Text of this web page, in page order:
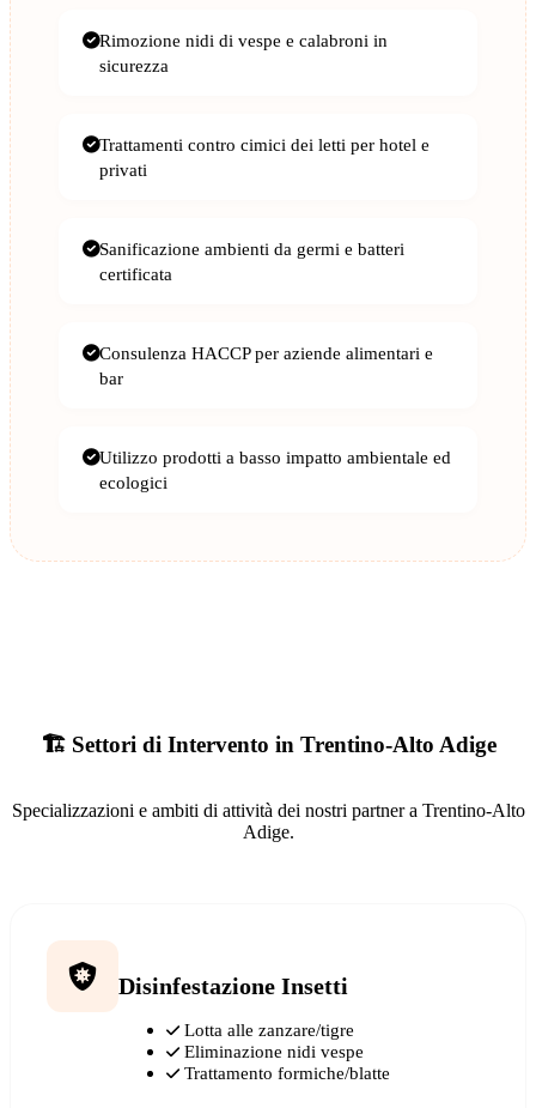
Rimozione nidi di vespe e calabroni in
sicurezza
Trattamenti contro cimici dei letti per hotel e
privati
Sanificazione ambienti da germi e batteri
certificata
Consulenza HACCP per aziende alimentari e
bar
Utilizzo prodotti a basso impatto ambientale ed
ecologici
🏗️ Settori di Intervento in Trentino-Alto Adige
Specializzazioni e ambiti di attività dei nostri partner a Trentino-Alto
Adige.
Disinfestazione Insetti
Lotta alle zanzare/tigre
Eliminazione nidi vespe
Trattamento formiche/blatte